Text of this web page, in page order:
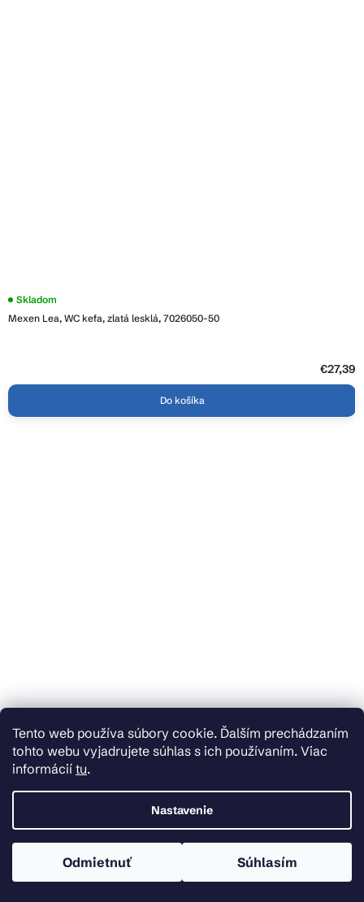
Tento web používa súbory cookie. Ďalším prechádzaním
tohto webu vyjadrujete súhlas s ich používaním. Viac
informácií tu.
Nastavenie
Odmietnuť Súhlasím
Mexen Lea, WC kefa, zlatá lesklá, 7026050-50
Skladom
€27,39
Do košíka
Mexen Rino, záchodová WC kefa, zlatá lesklá, 7027050-50
€23,29